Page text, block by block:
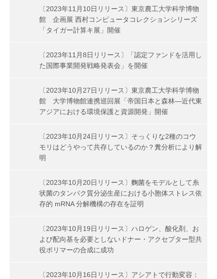
〔2023年11月10日リリース〕東京農工大学科学博物
館 企画展 西村コンピュータコレクションシリーズ
「タイガー計算キ展」開催
〔2023年11月8日リリース〕「認定ファンドを活用し
た国際事業開発戦略発表会」を開催
〔2023年10月27日リリース〕東京農工大学科学博物
館 大学博物館連携巡回展「帝国日本と森林—近代東
アジアにおける環境保護と資源開発」開催
〔2023年10月24日リリース〕そっくりな2種のコウ
モリはどうやって共存しているのか？糞分析により解
明
〔2023年10月20日リリース〕麴菌をモデルとして糸
状菌のタンパク質分泌生産における小胞体ストレス依
存的 mRNA 分解機構の存在を証明
〔2023年10月19日リリース〕ハロゲン、酸化剤、お
よび配向基を必要としないドナー・アクセプター型共
役ポリマーの合成に成功
〔2023年10月16日リリース〕アシアトで行動変容：